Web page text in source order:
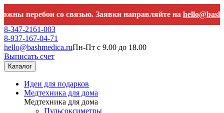
со связью. Заявки направляйте наhello@bashmedica.ru
8-347-2161-003
8-937-167-04-71
hello@bashmedica.ruПн-Пт с 9.00 до 18.00
Выписать счет
Каталог
Идеи для подарков
Медтехника для дома
Медтехника для дома
Пульсоксиметры